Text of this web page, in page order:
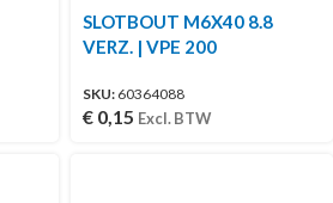
SLOTBOUT M6X40 8.8
VERZ. | VPE 200
SKU: 60364088
€ 0,15 Excl. BTW